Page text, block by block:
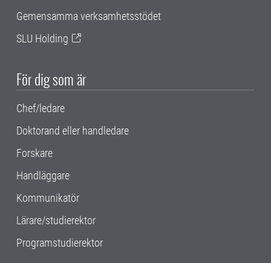
Gemensamma verksamhetsstödet
SLU Holding
För dig som är
Chef/ledare
Doktorand eller handledare
Forskare
Handläggare
Kommunikatör
Lärare/studierektor
Programstudierektor